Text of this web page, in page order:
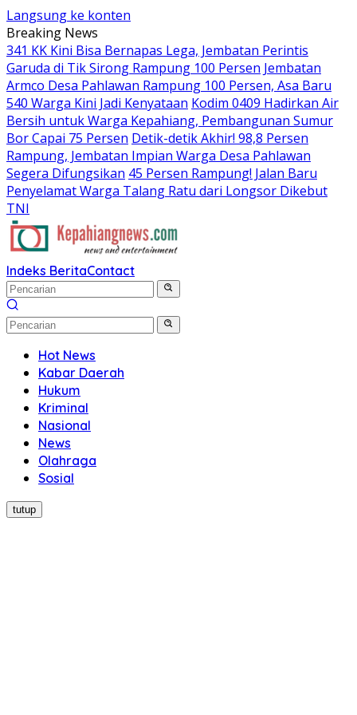
Langsung ke konten
Breaking News
341 KK Kini Bisa Bernapas Lega, Jembatan Perintis
Garuda di Tik Sirong Rampung 100 Persen Jembatan
Armco Desa Pahlawan Rampung 100 Persen, Asa Baru
540 Warga Kini Jadi Kenyataan Kodim 0409 Hadirkan Air
Bersih untuk Warga Kepahiang, Pembangunan Sumur
Bor Capai 75 Persen Detik-detik Akhir! 98,8 Persen
Rampung, Jembatan Impian Warga Desa Pahlawan
Segera Difungsikan 45 Persen Rampung! Jalan Baru
Penyelamat Warga Talang Ratu dari Longsor Dikebut
TNI
Indeks BeritaContact
Hot News
Kabar Daerah
Hukum
Kriminal
Nasional
News
Olahraga
Sosial
tutup